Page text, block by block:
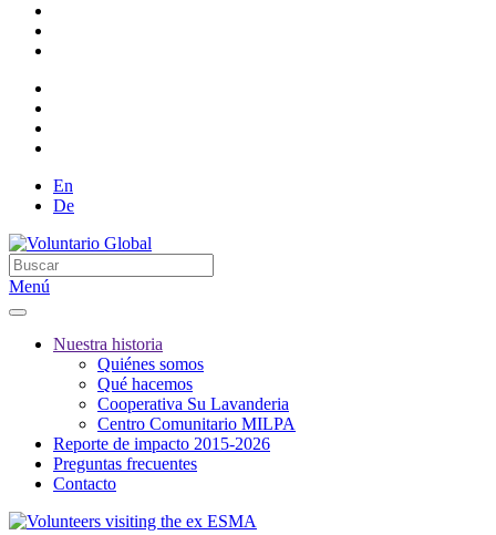
En
De
Menú
Nuestra historia
Quiénes somos
Qué hacemos
Cooperativa Su Lavanderia
Centro Comunitario MILPA
Reporte de impacto 2015-2026
Preguntas frecuentes
Contacto